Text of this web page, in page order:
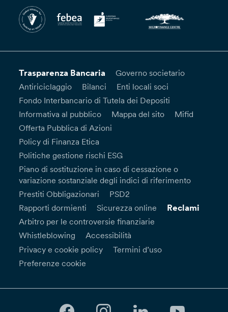
Trasparenza Bancaria
Governo societario
Antiriciclaggio
Bilanci
Enti locali soci
Fondo Interbancario di Tutela dei Depositi
Informativa al pubblico
Mappa del sito
Mifid
Offerta Pubblica di Azioni
Policy di Finanza Etica
Politiche gestione rischi ESG
Piano di sostituzione in caso di cessazione o
variazione sostanziale degli indici di riferimento
Prestiti Obbligazionari
PSD2
Rapporti dormienti
Sicurezza online Reclami
Arbitro per le controversie finanziarie
Whistleblowing
Accessibilità
Privacy e cookie policy
Termini d’uso
Preferenze cookie